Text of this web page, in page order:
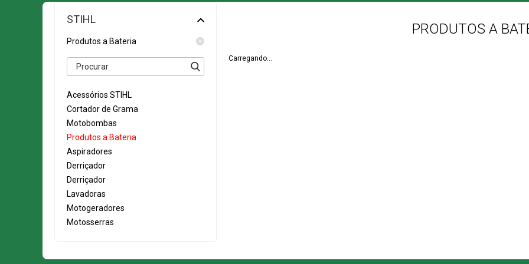
STIHL
Produtos a Bateria
Acessórios STIHL
Cortador de Grama
Motobombas
Produtos a Bateria
Aspiradores
Derriçador
Derriçador
Lavadoras
Motogeradores
Motosserras
PRODUTOS A
Carregando...